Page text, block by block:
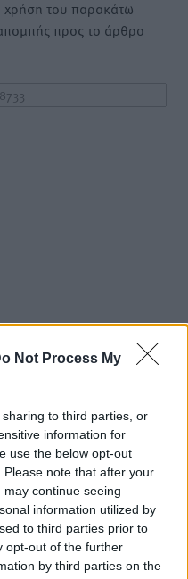
Not Process My
to third parties, or
information for
use the below opt-out
note that after your
continue seeing
information utilized by
to third parties prior to
opt-out of the further
by third parties on the
χρήση του παρακάτω
προς το άρθρο